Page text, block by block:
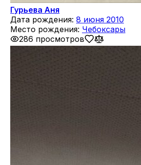
Гурьева Аня
Дата рождения: 8 июня 2010
Место рождения: Чебоксары
286 просмотров